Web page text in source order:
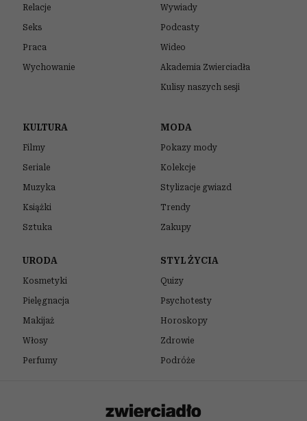
PATRYCJA KLIKOWSKA
Kobieta może być ubrana od stóp do głów
w drogie rzeczy od projektantów, a mimo
to wyglądać ostentacyjnie i „tanio”. Bo
żadne pieniądze nie są w stanie dodać
człowiekowi klasy, jeśli nie potrafi
i dobre maniery.